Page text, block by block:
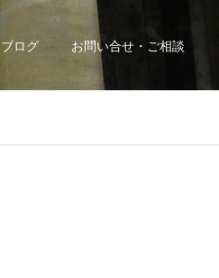
ブログ お問い合せ・ご相談